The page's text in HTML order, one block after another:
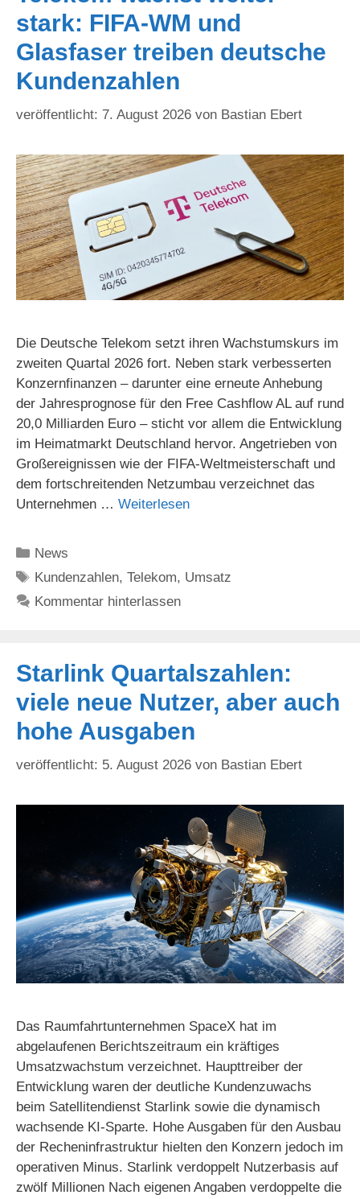
stark: FIFA-WM und
Glasfaser treiben deutsche
Kundenzahlen
7. August 2026 von Bastian Ebert
Die Deutsche Telekom setzt ihren Wachstumskurs im
zweiten Quartal 2026 fort. Neben stark verbesserten
Konzernfinanzen – darunter eine erneute Anhebung
der Jahresprognose für den Free Cashflow AL auf rund
20,0 Milliarden Euro – sticht vor allem die Entwicklung
im Heimatmarkt Deutschland hervor. Angetrieben von
Großereignissen wie der FIFA-Weltmeisterschaft und
dem fortschreitenden Netzumbau verzeichnet das
Unternehmen … Weiterlesen
Kategorien
News
Schlagwörter
Kundenzahlen,Telekom, Umsatz
Kommentar hinterlassen
Starlink Quartalszahlen:
viele neue Nutzer, aber auch
hohe Ausgaben
5. August 2026 von Bastian Ebert
Das Raumfahrtunternehmen SpaceX hat im
abgelaufenen Berichtszeitraum ein kräftiges
Umsatzwachstum verzeichnet. Haupttreiber der
Entwicklung waren der deutliche Kundenzuwachs
beim Satellitendienst Starlink sowie die dynamisch
wachsende KI-Sparte. Hohe Ausgaben für den Ausbau
der Recheninfrastruktur hielten den Konzern jedoch im
operativen Minus. Starlink verdoppelt Nutzerbasis auf
zwölf Millionen Nach eigenen Angaben verdoppelte die